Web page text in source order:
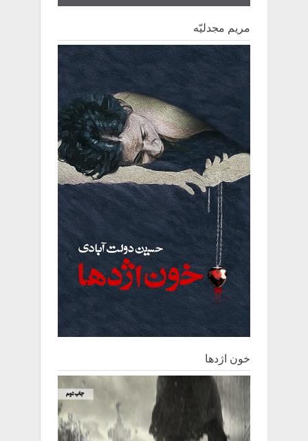
مریم مجدلیّه
خون اژدها